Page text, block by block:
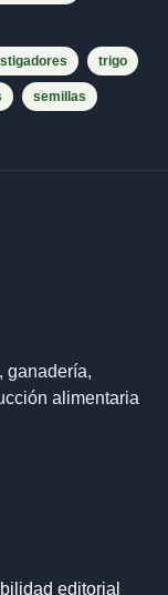
trigo
semillas
ganadería,
alimentaria
editorial